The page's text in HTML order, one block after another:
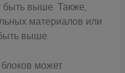
выше. Также,
материалов или
выше.
может